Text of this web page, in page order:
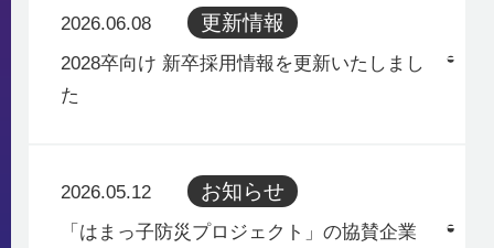
2026.06.08 更新情報
2028卒向け 新卒採用情報を更新いたしまし
た
2026.05.12 お知らせ
「はまっ子防災プロジェクト」の協賛企業